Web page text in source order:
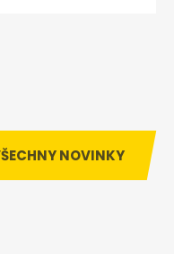
NOVINKY